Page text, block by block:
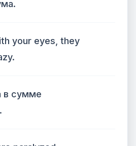
your eyes, they
в сумме